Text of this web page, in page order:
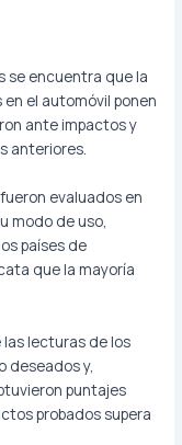
se encuentra que la
en el automóvil ponen
ante impactos y
anteriores.
evaluados en
modo de uso,
países de
que la mayoría
las lecturas de los
deseados y,
puntajes
probados supera